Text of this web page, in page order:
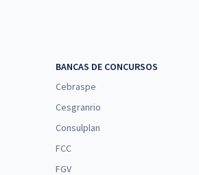
BANCAS DE CONCURSOS
Cebraspe
Cesgranrio
Consulplan
FCC
FGV